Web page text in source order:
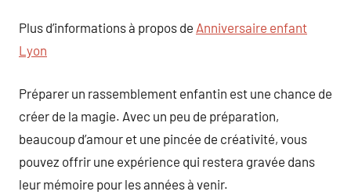
Plus d’informations à propos de Anniversaire enfant
Lyon
Préparer un rassemblement enfantin est une chance de
créer de la magie. Avec un peu de préparation,
beaucoup d’amour et une pincée de créativité, vous
pouvez offrir une expérience qui restera gravée dans
leur mémoire pour les années à venir.